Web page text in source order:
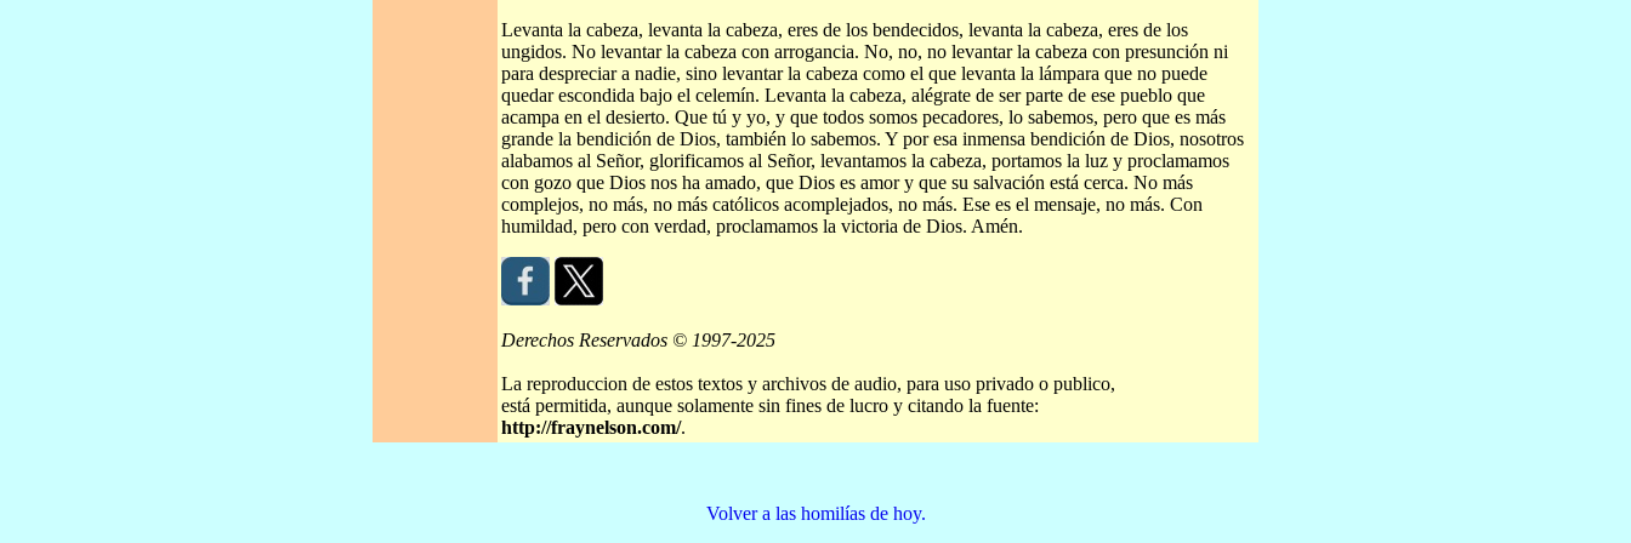
Levanta la cabeza, levanta la cabeza, eres de los bendecidos, levanta la cabeza, eres de los
ungidos. No levantar la cabeza con arrogancia. No, no, no levantar la cabeza con presunción ni
para despreciar a nadie, sino levantar la cabeza como el que levanta la lámpara que no puede
quedar escondida bajo el celemín. Levanta la cabeza, alégrate de ser parte de ese pueblo que
acampa en el desierto. Que tú y yo, y que todos somos pecadores, lo sabemos, pero que es más
grande la bendición de Dios, también lo sabemos. Y por esa inmensa bendición de Dios, nosotros
alabamos al Señor, glorificamos al Señor, levantamos la cabeza, portamos la luz y proclamamos
con gozo que Dios nos ha amado, que Dios es amor y que su salvación está cerca. No más
complejos, no más, no más católicos acomplejados, no más. Ese es el mensaje, no más. Con
humildad, pero con verdad, proclamamos la victoria de Dios. Amén.
Derechos Reservados © 1997-2025
La reproduccion de estos textos y archivos de audio, para uso privado o publico,
está permitida, aunque solamente sin fines de lucro y citando la fuente:
http://fraynelson.com/.
Volver a las homilías de hoy.